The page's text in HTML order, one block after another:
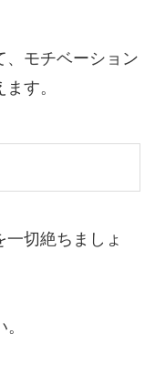
、モチベーション
す。
切絶ちましょ